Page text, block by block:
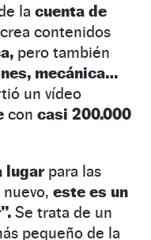
la cuenta de
contenidos
pero también
mecánica…
un vídeo
con casi 200.000
lugarpara las
este es un
Se trata de un
pequeño de la